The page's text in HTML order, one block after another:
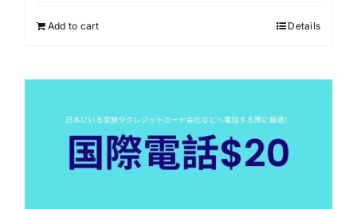
Add to cart Details